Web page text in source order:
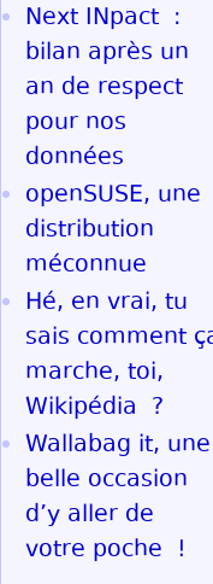
Next INpact :
bilan après un
an de respect
pour nos
données
openSUSE, une
distribution
méconnue
Hé, en vrai, tu
sais comment
marche, toi,
Wikipédia ?
Wallabag it, une
belle occasion
d’y aller de
votre poche !